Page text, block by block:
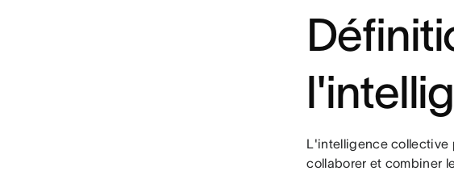
L'intelligence collective
collaborer et combiner